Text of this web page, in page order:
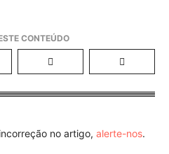
no artigo, alerte-nos.